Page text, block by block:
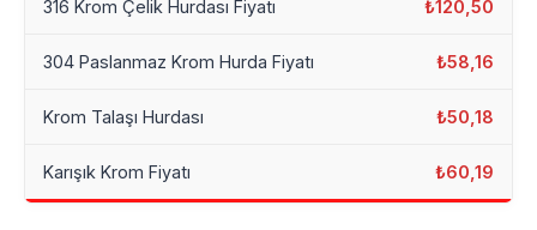
316 Krom Çelik Hurdası Fiyatı ₺120,50
304 Paslanmaz Krom Hurda Fiyatı ₺58,16
Krom Talaşı Hurdası ₺50,18
Karışık Krom Fiyatı ₺60,19